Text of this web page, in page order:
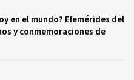
en el mundo? Efemérides del
y conmemoraciones de